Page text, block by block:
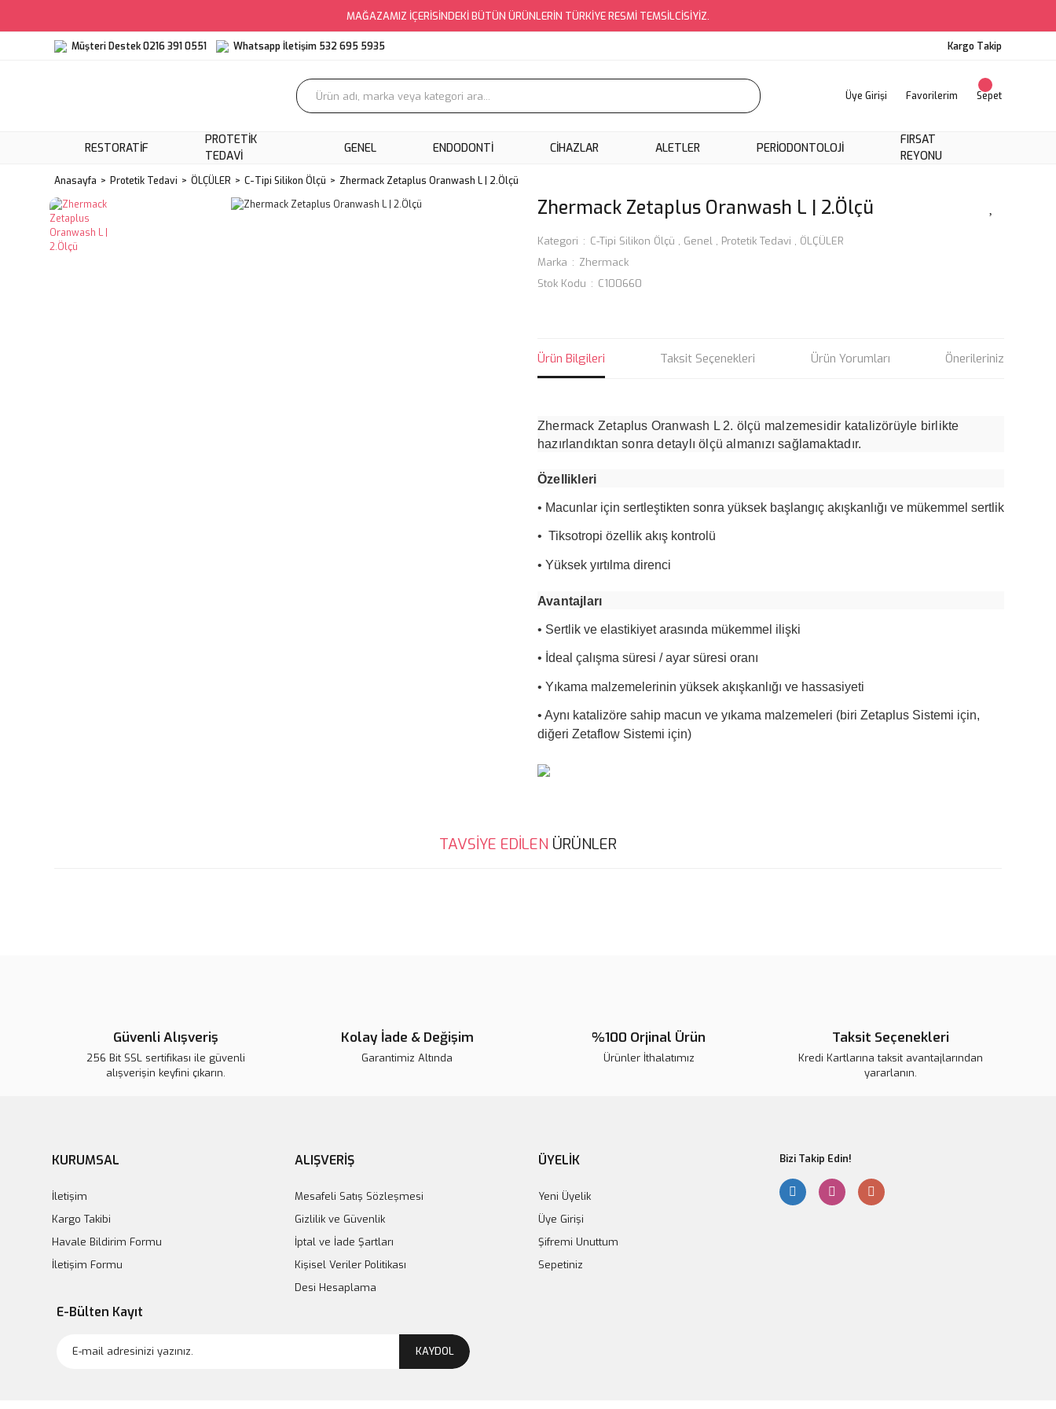
MAĞAZAMIZ İÇERİSİNDEKİ BÜTÜN ÜRÜNLERİN TÜRKİYE RESMİ TEMSİLCİSİYİZ.
Müşteri Destek 0216 391 0551 Whatsapp İletişim 532 695 5935 Kargo Takip
Üye Girişi Favorilerim Sepet
RESTORATIF
PROTETIK
TEDAVI
GENEL ENDODONTI CIHAZLAR ALETLER PERIODONTOLOJI
FIRSAT
REYONU
Anasayfa Protetik Tedavi ÖLÇÜLER C-Tipi Silikon Ölçü Zhermack Zetaplus Oranwash L | 2.Ölçü
Zhermack Zetaplus Oranwash L | 2.Ölçü
Kategori C-Tipi Silikon Ölçü , Genel , Protetik Tedavi , ÖLÇÜLER
Marka
Zhermack
Stok Kodu
C100660
Ürün Bilgileri Taksit Seçenekleri Ürün Yorumları Önerileriniz
Zhermack Zetaplus Oranwash L 2. ölçü malzemesidir katalizörüyle birlikte
hazırlandıktan sonra detaylı ölçü almanızı sağlamaktadır.
Özellikleri
• Macunlar için sertleştikten sonra yüksek başlangıç ​​akışkanlığı ve mükemmel sertlik
• Tiksotropi özellik akış kontrolü
• Yüksek yırtılma direnci
Avantajları
• Sertlik ve elastikiyet arasında mükemmel ilişki
• İdeal çalışma süresi / ayar süresi oranı
• Yıkama malzemelerinin yüksek akışkanlığı ve hassasiyeti
• Aynı katalizöre sahip macun ve yıkama malzemeleri (biri Zetaplus Sistemi için,
diğeri Zetaflow Sistemi için)
Bu ürünün fiyat bilgisi, resim, ürün açıklamalarında ve diğer konularda yetersiz gördüğünüz
noktaları öneri formunu kullanarak tarafımıza iletebilirsiniz.
TAVSİYE EDİLEN ÜRÜNLER
Zhermack Zetaplus C Silikon Ölçü Takım
Güvenli Alışveriş
256 Bit SSL sertifikası ile güvenli
alışverişin keyfini çıkarın.
Kolay İade & Değişim
Garantimiz Altında
%100 Orjinal Ürün
Ürünler İthalatımız
Taksit Seçenekleri
Kredi Kartlarına taksit avantajlarından
yararlanın.
KURUMSAL
İletişim
Kargo Takibi
Havale Bildirim Formu
İletişim Formu
ALIŞVERİŞ
Mesafeli Satış Sözleşmesi
Gizlilik ve Güvenlik
İptal ve İade Şartları
Kişisel Veriler Politikası
Desi Hesaplama
ÜYELİK
Yeni Üyelik
Üye Girişi
Şifremi Unuttum
Sepetiniz
Bizi Takip Edin!
E-Bülten Kayıt
KAYDOL